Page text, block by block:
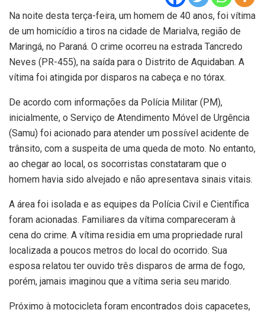
Na noite desta terça-feira, um homem de 40 anos, foi vítima
de um homicídio a tiros na cidade de Marialva, região de
Maringá, no Paraná. O crime ocorreu na estrada Tancredo
Neves (PR-455), na saída para o Distrito de Aquidaban. A
vítima foi atingida por disparos na cabeça e no tórax.
De acordo com informações da Polícia Militar (PM),
inicialmente, o Serviço de Atendimento Móvel de Urgência
(Samu) foi acionado para atender um possível acidente de
trânsito, com a suspeita de uma queda de moto. No entanto,
ao chegar ao local, os socorristas constataram que o
homem havia sido alvejado e não apresentava sinais vitais.
A área foi isolada e as equipes da Polícia Civil e Científica
foram acionadas. Familiares da vítima compareceram à
cena do crime. A vítima residia em uma propriedade rural
localizada a poucos metros do local do ocorrido. Sua
esposa relatou ter ouvido três disparos de arma de fogo,
porém, jamais imaginou que a vítima seria seu marido.
Próximo à motocicleta foram encontrados dois capacetes,